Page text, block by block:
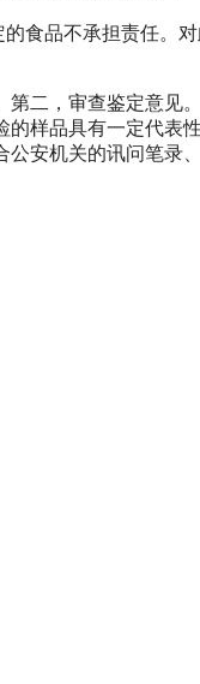
品不承担责任。
，审查鉴定意见
样品具有一定代表
安机关的讯问笔录